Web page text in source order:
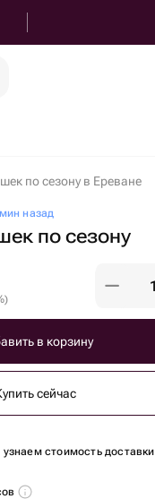
по сезону в Ереване
назад
по сезону
)
в корзину
сейчас
стоимость доставки